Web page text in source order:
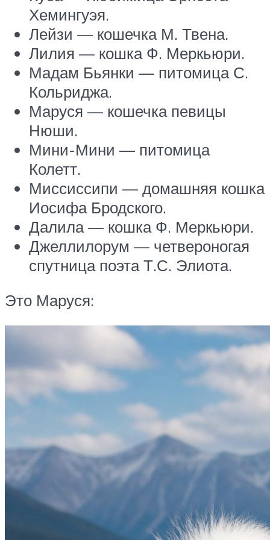
Хемингуэя.
Лейзи — кошечка М. Твена.
Лилия — кошка Ф. Меркьюри.
Мадам Бьянки — питомица С.
Кольриджа.
Маруся — кошечка певицы
Нюши.
Мини-Мини — питомица
Колетт.
Миссиссипи — домашняя кошка
Иосифа Бродского.
Далила — кошка Ф. Меркьюри.
Джеллилорум — четвероногая
спутница поэта Т.С. Элиота.
Это Маруся: